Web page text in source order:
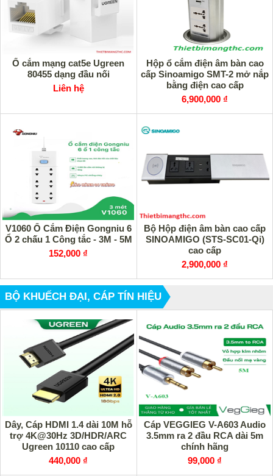
Ổ cắm mạng cat5e Ugreen
80455 dạng đầu nối
Liên hệ
Hộp ổ cắm điện âm bàn cao
cấp Sinoamigo SMT-2 mở nắp
bằng điện cao cấp
6,900,000 ₫
V1060 Ổ Cắm Điện Gongniu 6
Ổ 2 chấu 1 Công tắc - 3M - 5M
152,000 ₫
Bộ Hộp điện âm bàn cao cấp
SINOAMIGO (STS-SC01-Qi)
cao cấp
2,900,000 ₫
BỘ KHUẾCH ĐẠI, CÁP TÍN HIỆU
Dây, Cáp HDMI 1.4 dài 10M hỗ
trợ 4K@30Hz 3D/HDR/ARC
Ugreen 10110 cao cấp
440,000 ₫
Cáp VEGGIEG V-A603 Audio
3.5mm ra 2 đầu RCA dài 5m
chính hãng
99,000 ₫